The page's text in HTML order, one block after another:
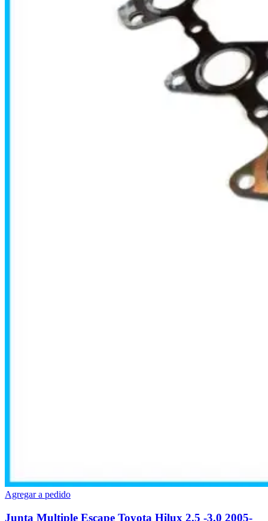
Agregar a pedido
Junta Multiple Escape Toyota Hilux 2.5 -3.0 2005-